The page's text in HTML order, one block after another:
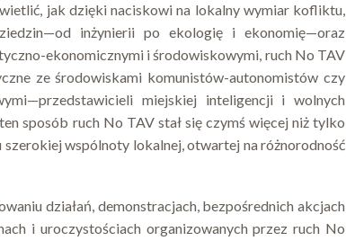
jak dzięki naciskowi na lokalny wymiar kofliktu,
inżynierii po ekologię i ekonomię—oraz
ekonomicznymi i środowiskowymi, ruch No TAV
ze środowiskami komunistów-autonomistów czy
miejskiej inteligencji i wolnych
sposób ruch No TAV stał się czymś więcej niż tylko
wspólnoty lokalnej, otwartej na różnorodność
działań, demonstracjach, bezpośrednich akcjach
i uroczystościach organizowanych przez ruch No